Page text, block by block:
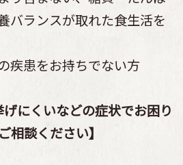
バランスが取れた食生活を
疾患をお持ちでない方
げにくいなどの症状でお困り
相談ください】